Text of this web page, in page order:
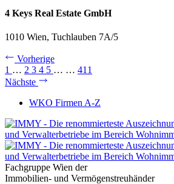
4 Keys Real Estate GmbH
1010 Wien, Tuchlauben 7A/5
Vorherige
1 … 2 3 4 5 … … 411
Nächste
WKO Firmen A-Z
Fachgruppe Wien der
Immobilien- und Vermögenstreuhänder